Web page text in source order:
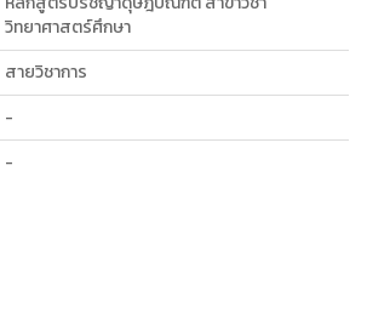
วิทยาศาสตร์ศึกษา
สายวิชาการ
-
-